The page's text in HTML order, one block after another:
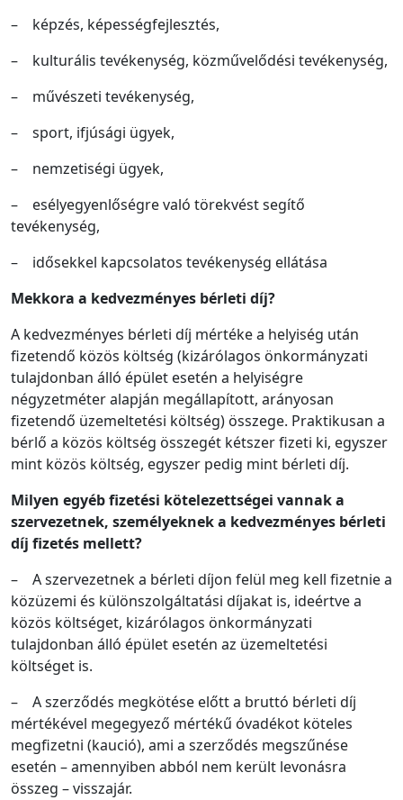
– képzés, képességfejlesztés,
– kulturális tevékenység, közművelődési tevékenység,
– művészeti tevékenység,
– sport, ifjúsági ügyek,
– nemzetiségi ügyek,
– esélyegyenlőségre való törekvést segítő
tevékenység,
– idősekkel kapcsolatos tevékenység ellátása
Mekkora a kedvezményes bérleti díj?
A kedvezményes bérleti díj mértéke a helyiség után
fizetendő közös költség (kizárólagos önkormányzati
tulajdonban álló épület esetén a helyiségre
négyzetméter alapján megállapított, arányosan
fizetendő üzemeltetési költség) összege. Praktikusan a
bérlő a közös költség összegét kétszer fizeti ki, egyszer
mint közös költség, egyszer pedig mint bérleti díj.
Milyen egyéb fizetési kötelezettségei vannak a
szervezetnek, személyeknek a kedvezményes bérleti
díj fizetés mellett?
– A szervezetnek a bérleti díjon felül meg kell fizetnie a
közüzemi és különszolgáltatási díjakat is, ideértve a
közös költséget, kizárólagos önkormányzati
tulajdonban álló épület esetén az üzemeltetési
költséget is.
– A szerződés megkötése előtt a bruttó bérleti díj
mértékével megegyező mértékű óvadékot köteles
megfizetni (kaució), ami a szerződés megszűnése
esetén – amennyiben abból nem került levonásra
összeg – visszajár.